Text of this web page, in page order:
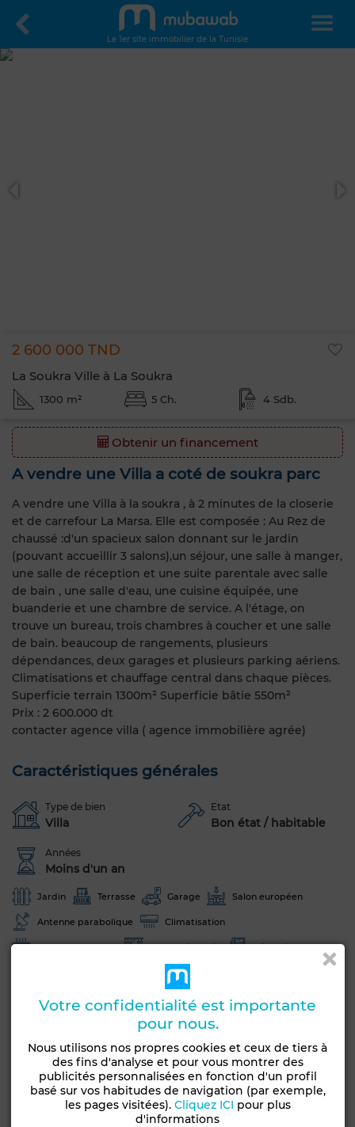
Le 1er site immobilier de la Tunisie
2 600 000 TND
La Soukra Ville à La Soukra
1300 m² 5 Ch. 4 Sdb.
Obtenir un financement
A vendre une Villa a coté de soukra parc
A vendre une Villa à la soukra , à 2 minutes de la closerie
et de carrefour La Marsa. Elle est composée : Au Rez de
chaussé :d'un spacieux salon donnant sur le jardin
(pouvant accueillir 3 salons),un séjour, une salle à manger,
une salle de réception et une suite parentale avec salle
de bain , une salle d'eau, une cuisine équipée, une
buanderie et une chambre de service. A l'étage, on
trouve un bureau, trois chambres à coucher et une salle
de bain. beaucoup de rangements, plusieurs
dépendances, deux garages et plusieurs parking aériens.
Climatisations et chauffage central dans chaque pièces.
Superficie terrain 1300m² Superficie bâtie 550m²
Prix : 2 600.000 dt
contacter agence villa ( agence immobilière agrée)
Caractéristiques générales
Type de bien
Villa
Etat
Bon état / habitable
Années
Moins d'un an
Jardin Terrasse Garage Salon européen
Antenne parabolique Climatisation
Chauffage central Cuisine équipée Réfrigérateur
Voir plus de photos
Votre confidentialité est importante
pour nous.
Nous utilisons nos propres cookies et ceux de tiers à
des fins d'analyse et pour vous montrer des
publicités personnalisées en fonction d'un profil
basé sur vos habitudes de navigation (par exemple,
les pages visitées). Cliquez ICI pour plus
d'informations